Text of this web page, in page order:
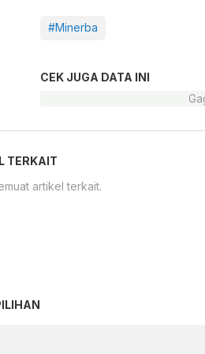
#Minerba
CEK JUGA DATA INI
TERKAIT
artikel terkait.